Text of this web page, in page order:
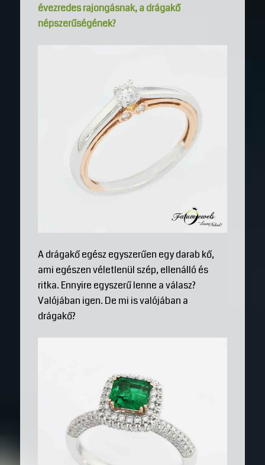
évezredes rajongásnak, a drágakő
népszerűségének?
A drágakő egész egyszerűen egy darab kő,
ami egészen véletlenül szép, ellenálló és
ritka. Ennyire egyszerű lenne a válasz?
Valójában igen. De mi is valójában a
drágakő?